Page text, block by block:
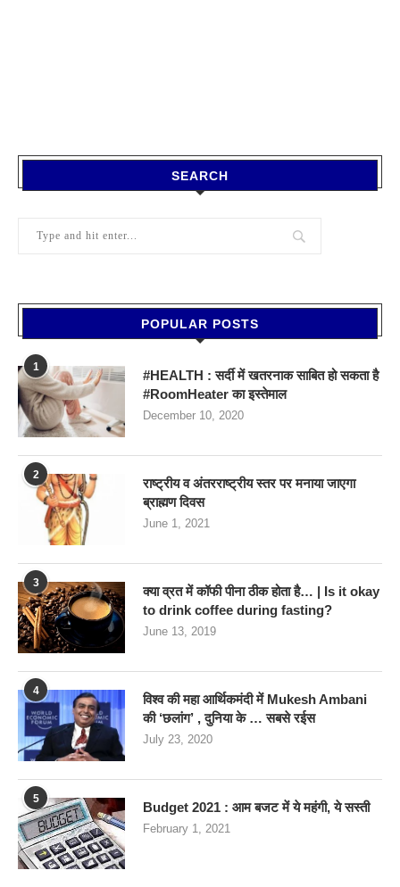
SEARCH
POPULAR POSTS
1
#HEALTH : सर्दी में खतरनाक साबित हो सकता है
#RoomHeater का इस्तेमाल
December 10, 2020
2
राष्ट्रीय व अंतरराष्ट्रीय स्तर पर मनाया जाएगा
ब्राह्मण दिवस
June 1, 2021
3
क्या व्रत में कॉफी पीना ठीक होता है… | Is it okay
to drink coffee during fasting?
June 13, 2019
4
विश्व की महा आर्थिकमंदी में Mukesh Ambani
की ‘छलांग’ , दुनिया के … सबसे रईस
July 23, 2020
5
Budget 2021 : आम बजट में ये महंगी, ये सस्‍ती
February 1, 2021